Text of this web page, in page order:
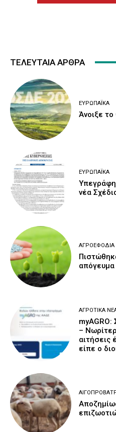
ΤΕΛΕΥΤΑΙΑ ΑΡΘΡΑ
ΕΥΡΩΠΑΪΚΆ
Άνοιξε
ΕΥΡΩΠΑΪΚΆ
νέα
ΑΓΡΟΕΦΌΔΙΑ
ΑΓΡΟΤΙΚΆ
myAGRO:
–
είπε ο